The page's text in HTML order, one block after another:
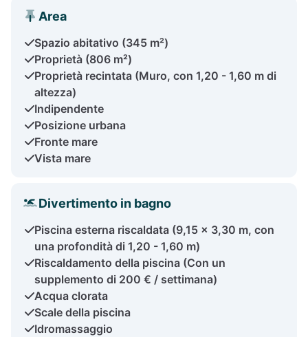
Area
Spazio abitativo (345 m²)
Proprietà (806 m²)
Proprietà recintata (Muro, con 1,20 - 1,60 m di
altezza)
Indipendente
Posizione urbana
Fronte mare
Vista mare
Divertimento in bagno
Piscina esterna riscaldata (9,15 x 3,30 m, con
una profondità di 1,20 - 1,60 m)
Riscaldamento della piscina (Con un
supplemento di 200 € / settimana)
Acqua clorata
Scale della piscina
Idromassaggio